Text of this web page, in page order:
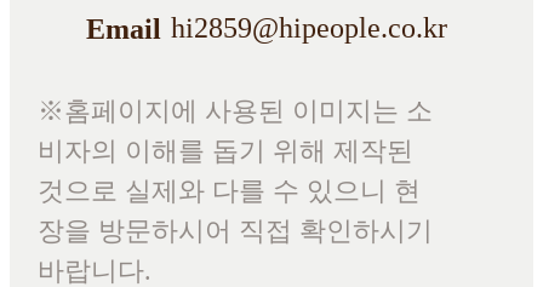
Email hi2859@hipeople.co.kr
※홈페이지에 사용된 이미지는 소
비자의 이해를 돕기 위해 제작된
것으로 실제와 다를 수 있으니 현
장을 방문하시어 직접 확인하시기
바랍니다.